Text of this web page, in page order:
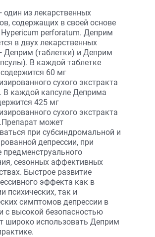
из лекарственных
содержащих в своей основе
Hypericum perforatum. Деприм
в двух лекарственных
(таблетки) и Деприм
В каждой таблетке
60 мг
сухого экстракта
В каждой капсуле Деприма
425 мг
сухого экстракта
может
при субсиндромальной и
депрессии, при
предменструального
сезонных аффективных
Быстрое развитие
эффекта как в
психических, так и
симптомов депрессии в
с высокой безопасностью
широко использовать Деприм